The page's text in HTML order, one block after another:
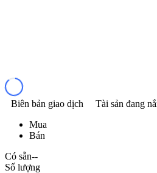
Biên bản giao dịch
Tài sản đang
Mua
Bán
Có sẵn--
Số lượng